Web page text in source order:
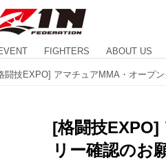
FIGHTERS ABOUT US
[格闘技EXPO]
リー確認のお